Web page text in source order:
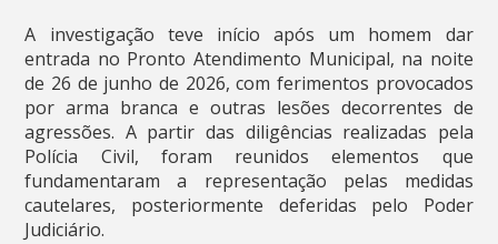
A investigação teve início após um homem dar
entrada no Pronto Atendimento Municipal, na noite
de 26 de junho de 2026, com ferimentos provocados
por arma branca e outras lesões decorrentes de
agressões. A partir das diligências realizadas pela
Polícia Civil, foram reunidos elementos que
fundamentaram a representação pelas medidas
cautelares, posteriormente deferidas pelo Poder
Judiciário.